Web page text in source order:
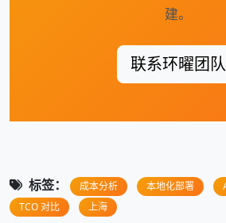
建。
联系环曜团队
标签： 成本分析 本地化部署
TCO 对比
上海